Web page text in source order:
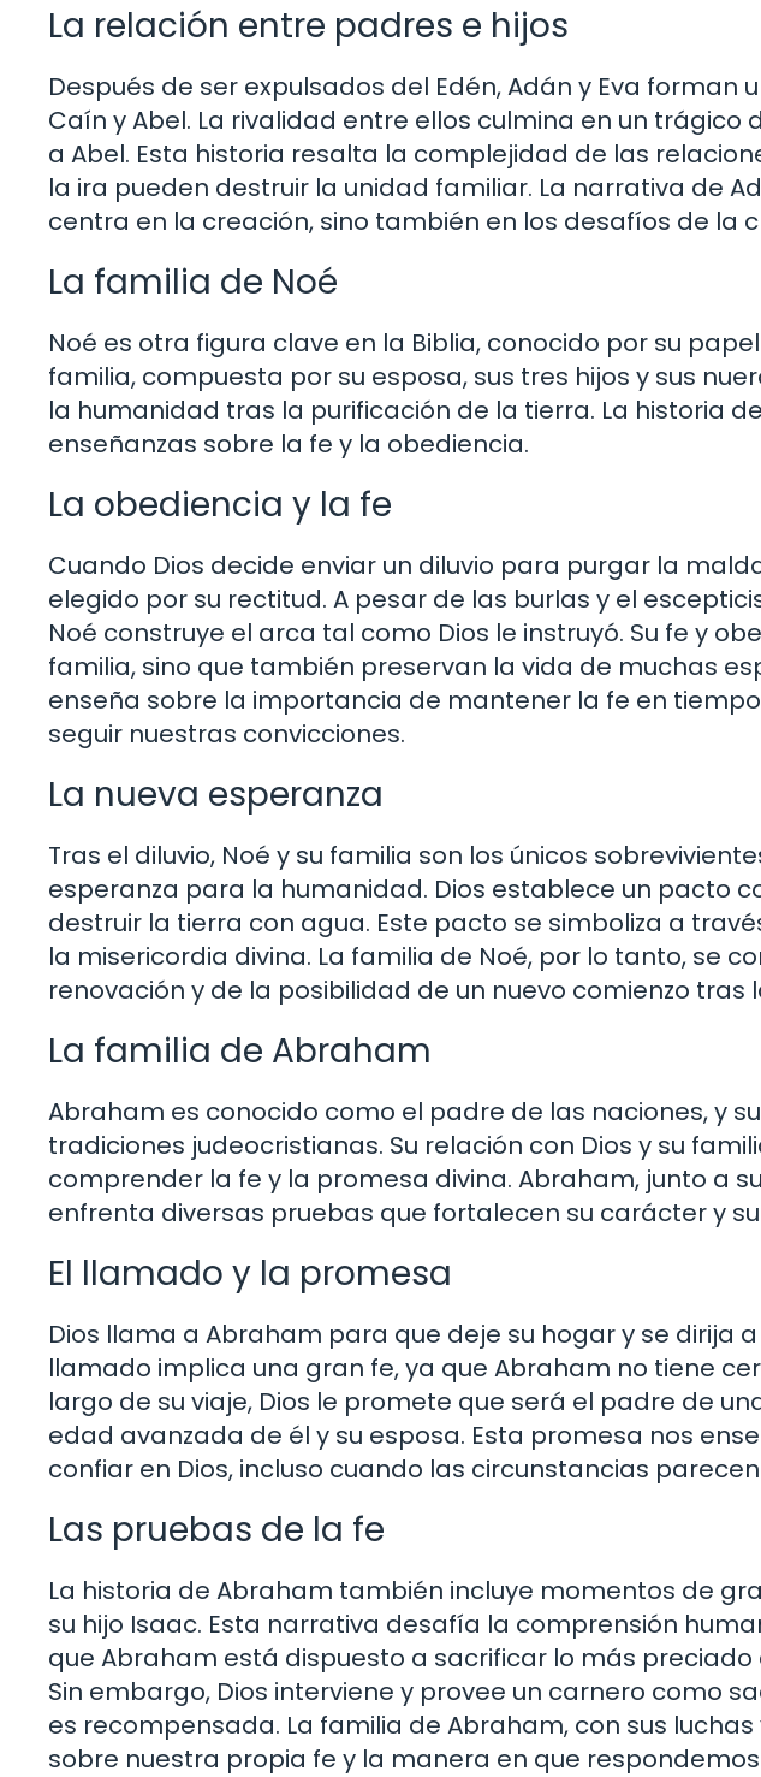
La relación entre padres e hijos
Después de ser expulsados del Edén, Adán y Eva forman
Caín y Abel. La rivalidad entre ellos culmina en un
a Abel. Esta historia resalta la complejidad de las
la ira pueden destruir la unidad familiar. La narrativa de
centra en la creación, sino también en los desafíos de la
La familia de Noé
Noé es otra figura clave en la Biblia, conocido por su
familia, compuesta por su esposa, sus tres hijos y sus
la humanidad tras la purificación de la tierra. La historia
enseñanzas sobre la fe y la obediencia.
La obediencia y la fe
Cuando Dios decide enviar un diluvio para purgar la
elegido por su rectitud. A pesar de las burlas y el
Noé construye el arca tal como Dios le instruyó. Su fe y
familia, sino que también preservan la vida de muchas
enseña sobre la importancia de mantener la fe en
seguir nuestras convicciones.
La nueva esperanza
Tras el diluvio, Noé y su familia son los únicos
esperanza para la humanidad. Dios establece un pacto
destruir la tierra con agua. Este pacto se simboliza a
la misericordia divina. La familia de Noé, por lo tanto, se
renovación y de la posibilidad de un nuevo comienzo tras
La familia de Abraham
Abraham es conocido como el padre de las naciones, y
tradiciones judeocristianas. Su relación con Dios y su
comprender la fe y la promesa divina. Abraham, junto a
enfrenta diversas pruebas que fortalecen su carácter y
El llamado y la promesa
Dios llama a Abraham para que deje su hogar y se dirija
llamado implica una gran fe, ya que Abraham no tiene
largo de su viaje, Dios le promete que será el padre de
edad avanzada de él y su esposa. Esta promesa nos
confiar en Dios, incluso cuando las circunstancias
Las pruebas de la fe
La historia de Abraham también incluye momentos de
su hijo Isaac. Esta narrativa desafía la comprensión
que Abraham está dispuesto a sacrificar lo más preciado
Sin embargo, Dios interviene y provee un carnero como
es recompensada. La familia de Abraham, con sus
sobre nuestra propia fe y la manera en que